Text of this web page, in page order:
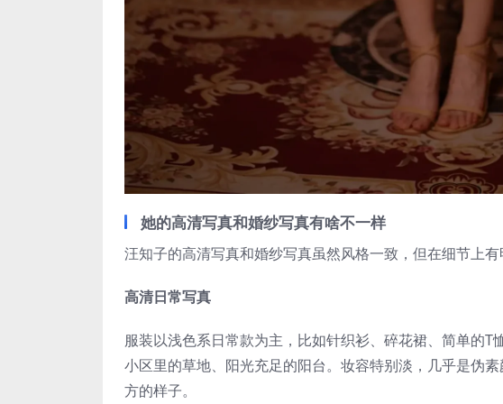
她的高清写真和婚纱写真有啥不一样
汪知子的高清写真和婚纱写真虽然风格一致，但在细节上
高清日常写真
服装以浅色系日常款为主，比如针织衫、碎花裙、简单的
小区里的草地、阳光充足的阳台。妆容特别淡，几乎是伪
方的样子。